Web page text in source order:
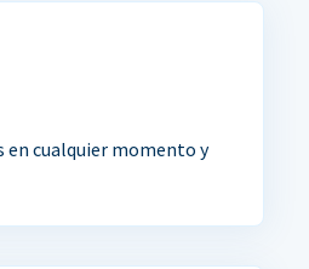
en cualquier momento y